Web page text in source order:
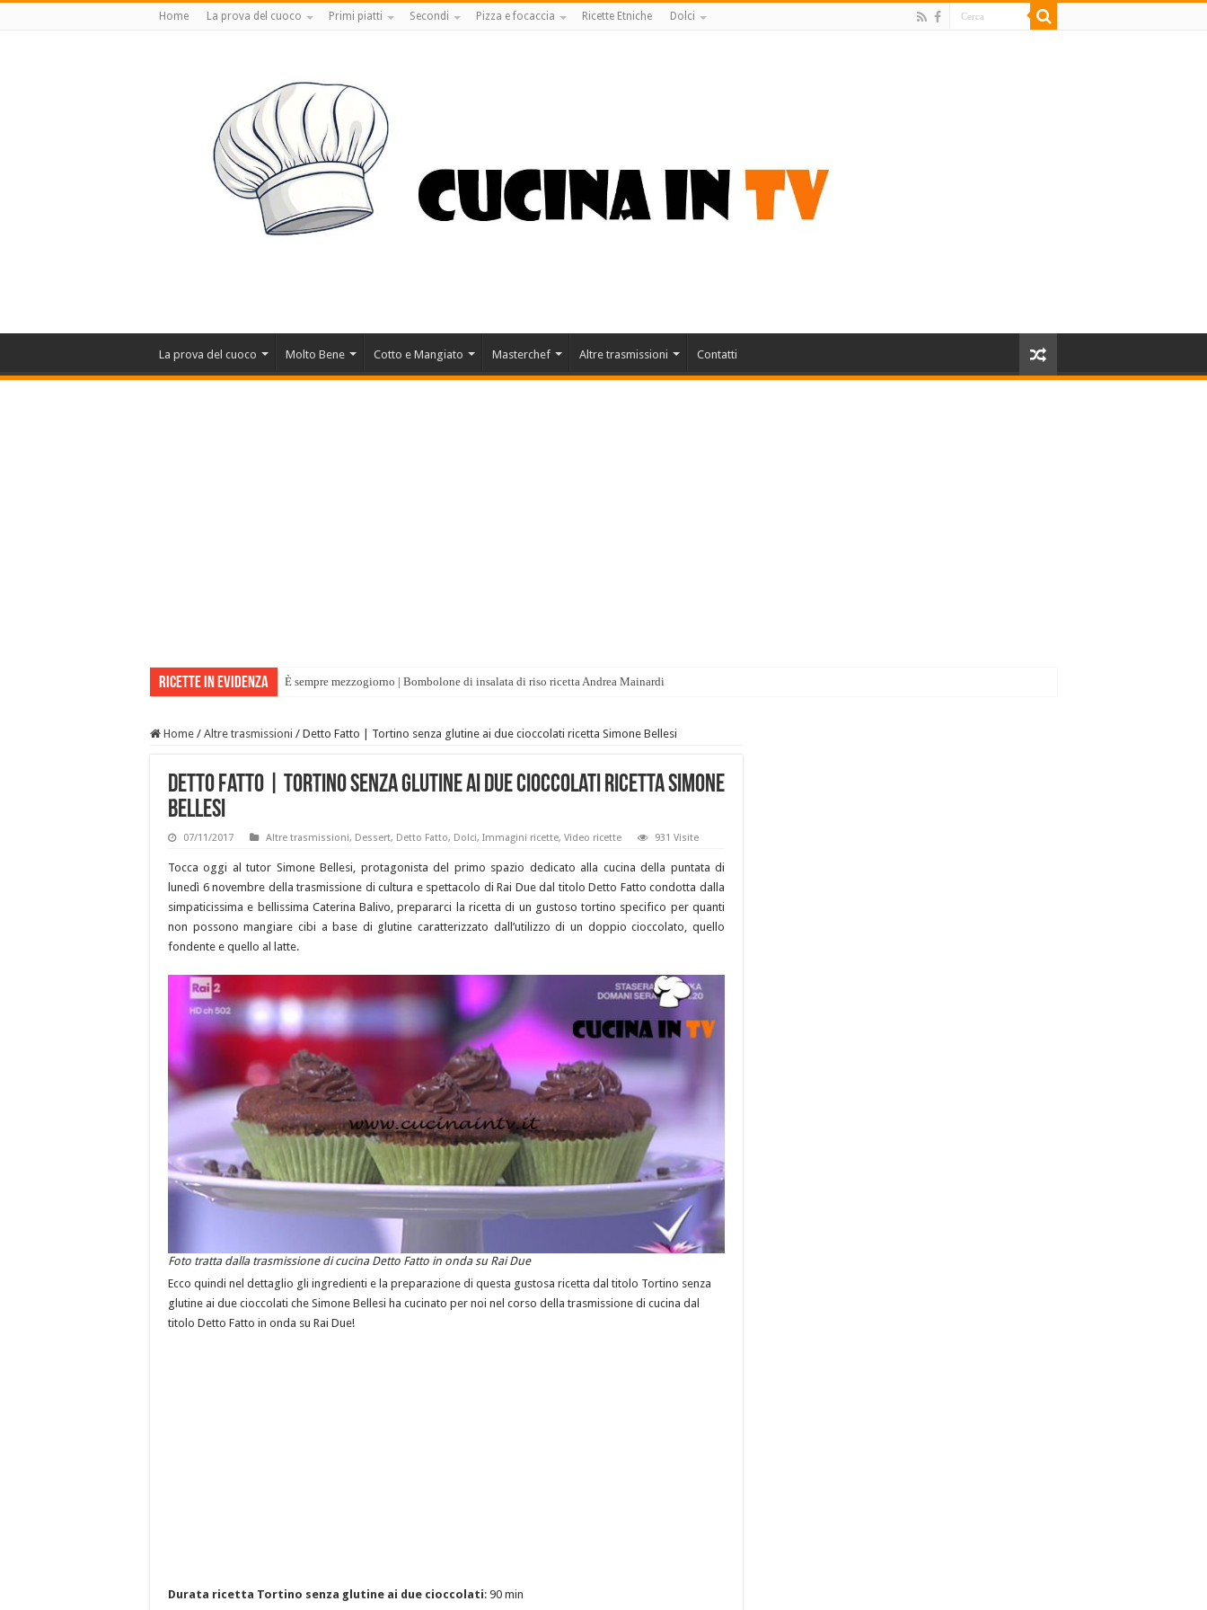
Home La prova del cuoco Primi piatti Secondi Pizza e focaccia Ricette Etniche Dolci
La prova del cuoco Molto Bene Cotto e Mangiato Masterchef Altre trasmissioni Contatti
Ricette in evidenza È sempre mezzogiorno | Bombolone di insalata di riso ricetta Andrea Mainardi
Home / Altre trasmissioni / Detto Fatto | Tortino senza glutine ai due cioccolati ricetta Simone Bellesi
Detto Fatto | Tortino senza glutine ai due cioccolati ricetta Simone
Bellesi
07/11/2017 Altre trasmissioni, Dessert, Detto Fatto, Dolci, Immagini ricette, Video ricette 931 Visite
Tocca oggi al tutor Simone Bellesi, protagonista del primo spazio dedicato alla cucina della puntata di
lunedì 6 novembre della trasmissione di cultura e spettacolo di Rai Due dal titolo Detto Fatto condotta dalla
simpaticissima e bellissima Caterina Balivo, prepararci la ricetta di un gustoso tortino specifico per quanti
non possono mangiare cibi a base di glutine caratterizzato dall’utilizzo di un doppio cioccolato, quello
fondente e quello al latte.
Foto tratta dalla trasmissione di cucina Detto Fatto in onda su Rai Due
Ecco quindi nel dettaglio gli ingredienti e la preparazione di questa gustosa ricetta dal titolo Tortino senza
glutine ai due cioccolati che Simone Bellesi ha cucinato per noi nel corso della trasmissione di cucina dal
titolo Detto Fatto in onda su Rai Due!
Durata ricetta Tortino senza glutine ai due cioccolati: 90 min